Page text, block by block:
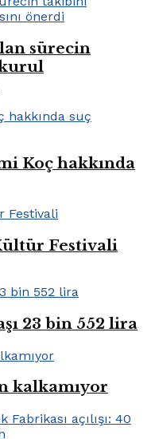
sürecin
Koç hakkında
Festivali
23 bin 552 lira
kalkamıyor